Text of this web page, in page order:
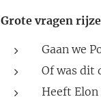
Grote vragen
Gaan we
Of was dit
Heeft